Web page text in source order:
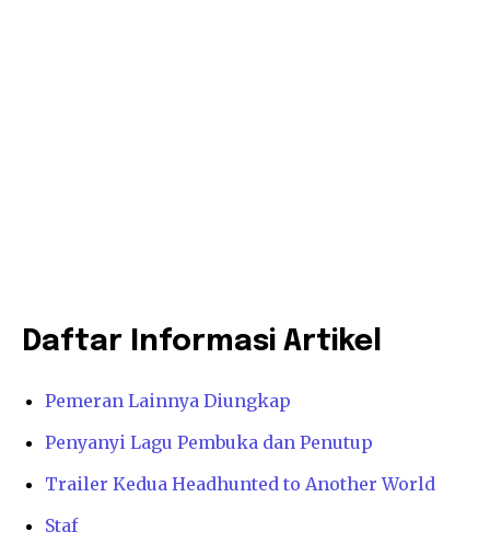
Daftar Informasi Artikel
Pemeran Lainnya Diungkap
Penyanyi Lagu Pembuka dan Penutup
Trailer Kedua Headhunted to Another World
Staf